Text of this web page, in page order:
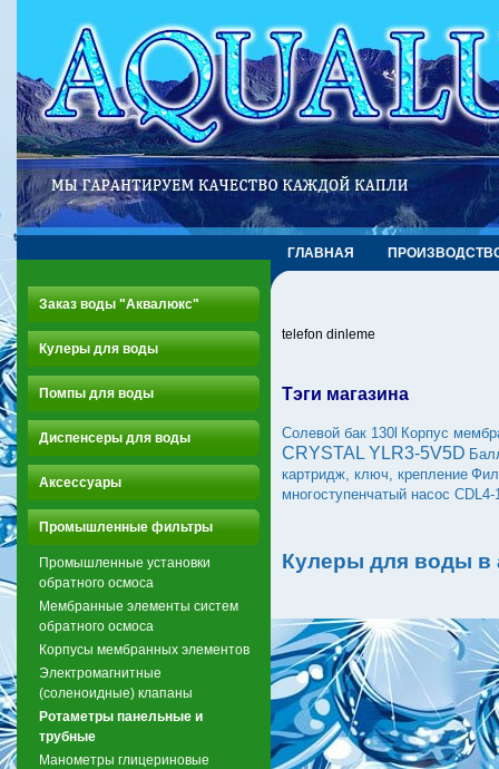
ГЛАВНАЯ
Заказ воды "Аквалюкс"
Кулеры для воды
Помпы для воды
Диспенсеры для воды
Аксессуары
Промышленные фильтры
Промышленные установки
обратного осмоса
Мембранные элементы систем
обратного осмоса
Корпусы мембранных элементов
Электромагнитные
(соленоидные) клапаны
Ротаметры панельные и
трубные
Манометры глицериновые
telefon dinleme
Тэги магазина
Солевой бак 130l Корпус
CRYSTAL YLR3-5V5D
картридж, ключ, крепление
многоступенчатый насос CDL4-
Кулеры для воды в